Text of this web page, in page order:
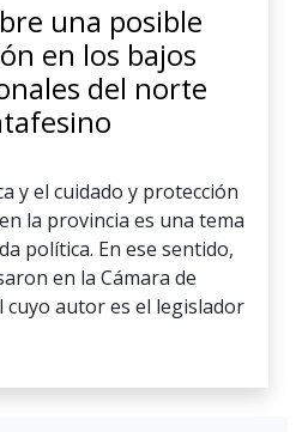
una posible
en los bajos
del norte
y el cuidado y protección
la provincia es una tema
política. En ese sentido,
en la Cámara de
autor es el legislador